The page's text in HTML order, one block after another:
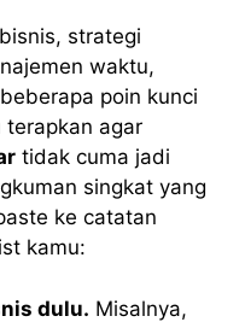
strategi
waktu,
poin kunci
terapkan agar
tidak cuma jadi
singkat yang
ke catatan
kamu:
dulu. Misalnya,